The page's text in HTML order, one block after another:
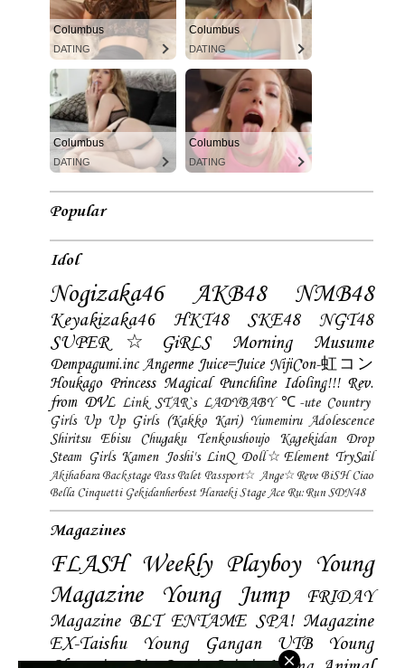
Columbus
DATING
Columbus
DATING
Columbus
DATING
Columbus
DATING
Popular
Idol
Nogizaka46 AKB48 NMB48
Keyakizaka46 HKT48 SKE48
NGT48
SUPER☆GiRLS
Morning Musume
Dempagumi.inc Angerme Juice=Juice NijiCon-虹コン
Houkago Princess Magical Punchline Idoling!!! Rev.
from DVL Link STAR`s LADYBABY ℃-ute Country
Girls Up Up Girls (Kakko Kari) Yumemiru Adolescence
Shiritsu Ebisu Chugaku
Tenkoushoujo Kagekidan
Drop
Steam Girls Kamen Joshi's LinQ Doll☆Element TrySail
Akihabara Backstage Pass Palet Passport☆ Ange☆Reve BiSH Ciao
Bella Cinquetti Gekidanherbest Haraeki Stage Ace Ru:Run SDN48
Magazines
FLASH Weekly Playboy Young
Magazine
Young Jump
FRIDAY
Magazine BLT ENTAME SPA! Magazine
EX-Taishu
Young Gangan UTB
Young